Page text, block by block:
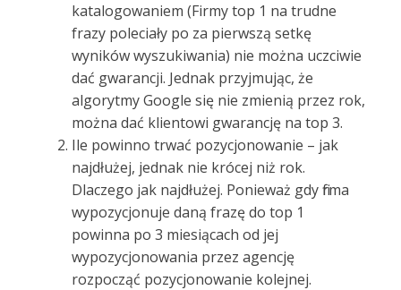
katalogowaniem (Firmy top 1 na trudne
frazy poleciały po za pierwszą setkę
wyników wyszukiwania) nie można uczciwie
dać gwarancji. Jednak przyjmując, że
algorytmy Google się nie zmienią przez rok,
można dać klientowi gwarancję na top 3.
Ile powinno trwać pozycjonowanie – jak
najdłużej, jednak nie krócej niż rok.
Dlaczego jak najdłużej. Ponieważ gdy firma
wypozycjonuje daną frazę do top 1
powinna po 3 miesiącach od jej
wypozycjonowania przez agencję
rozpocząć pozycjonowanie kolejnej.